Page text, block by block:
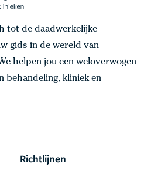
tot de daadwerkelijke
gids in de wereld van
helpen jou een weloverwogen
behandeling, kliniek en
Richtlijnen